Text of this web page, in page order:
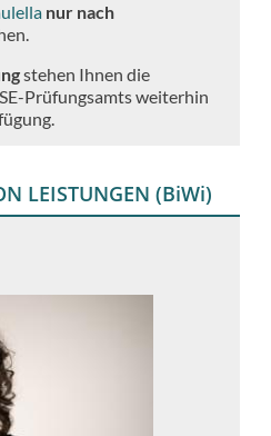
nur nach
stehen Ihnen die
Prüfungsamts weiterhin
LEISTUNGEN (BiWi)